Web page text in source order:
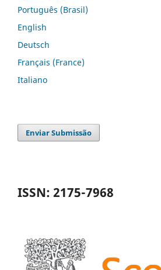
Português (Brasil)
English
Deutsch
Français (France)
Italiano
Enviar Submissão
ISSN: 2175-7968